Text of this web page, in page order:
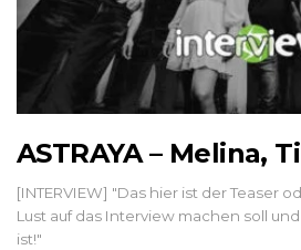
ASTRAYA – Melina,
[INTERVIEW] "Das hier ist der Teaser
Lust auf das Interview machen soll
ist!"